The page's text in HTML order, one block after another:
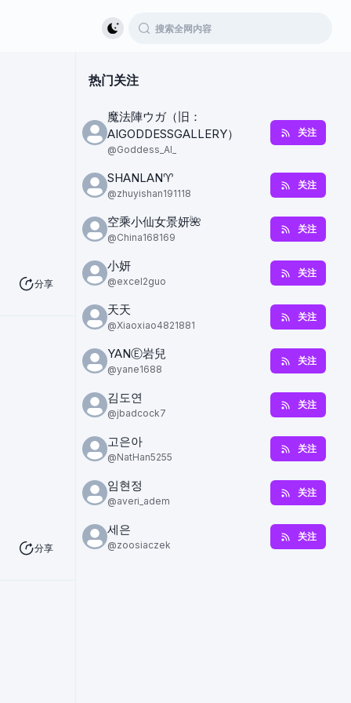
分享
分享
热门关注
魔法陣ウガ（旧：
AIGODDESSGALLERY）
@Goddess_AI_
关注
SHANLAN♈️
@zhuyishan191118
关注
空乘小仙女景妍🌺
@China168169
关注
小妍
@excel2guo
关注
天天
@Xiaoxiao4821881
关注
YANⒺ岩兒
@yane1688
关注
김도연
@jbadcock7
关注
고은아
@NatHan5255
关注
임현정
@averi_adem
关注
세은
@zoosiaczek
关注